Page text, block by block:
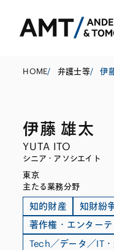
HOME/ 弁護士等/ 伊
伊藤 雄太
YUTA ITO
シニア・アソシエイト
東京
主たる業務分野
知的財産
知財紛
著作権・エンター
Tech／データ／IT